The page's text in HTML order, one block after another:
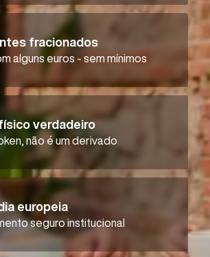
fracionados
alguns euros - sem mínimos
verdadeiro
não é um derivado
europeia
seguro institucional